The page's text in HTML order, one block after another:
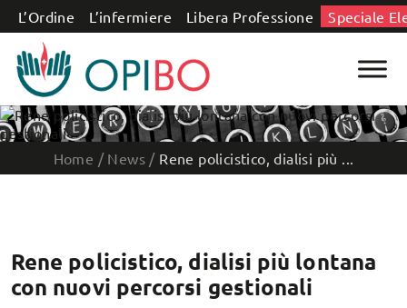
Salta al contenuto
L’Ordine L’infermiere Libera Professione Speciale
Home / News / Rene policistico, dialisi più ...
Rene policistico, dialisi più lontana
con nuovi percorsi gestionali